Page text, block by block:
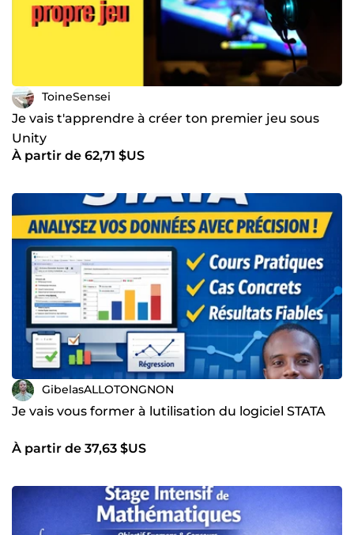
ToineSensei
Je vais t'apprendre à créer ton premier jeu sous
Unity
À partir de 62,71 $US
GibelasALLOTONGNON
Je vais vous former à lutilisation du logiciel STATA
À partir de 37,63 $US